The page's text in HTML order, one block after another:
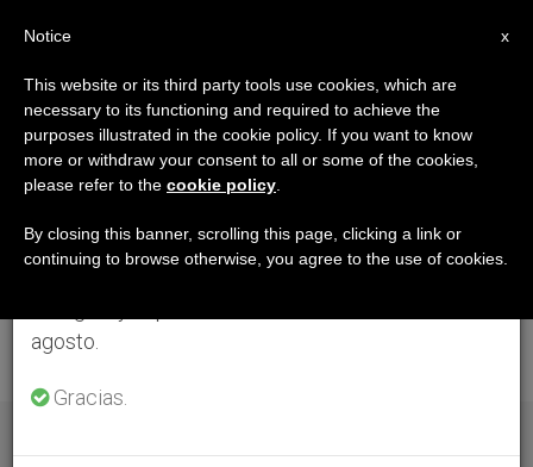
AUTOR
Federico Cenci
ARTÍCULOS DE FEDERICO CENCI
×
Aviso importante
Del 27 de julio al 7 de agosto haremos la pausa
anual, aprovechando que en el periodo de verano
se generan menos informaciones y también el
agosto.
Gracias.
x
Notice
This website or its third party tools use cookies, which are
necessary to its functioning and required to achieve the
purposes illustrated in the cookie policy. If you want to know
more or withdraw your consent to all or some of the cookies,
please refer to the cookie policy
By closing this banner, scrolling this page, clicking a link or
continuing to browse otherwise, you agree to the use of cookies.